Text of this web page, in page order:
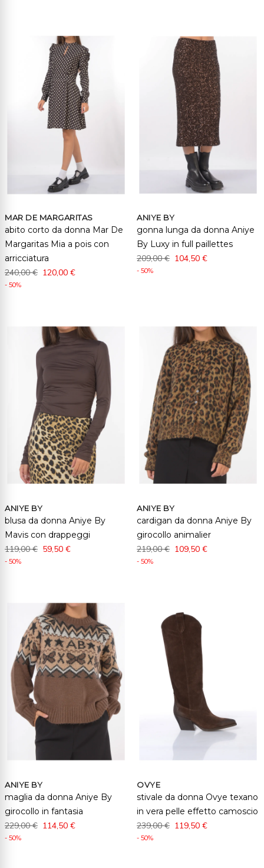
MAR DE MARGARITAS
abito corto da donna Mar De
Margaritas Mia a pois con
arricciatura
240,00 € 120,00 €
- 50%
ANIYE BY
gonna lunga da donna Aniye
By Luxy in full paillettes
209,00 € 104,50 €
- 50%
ANIYE BY
blusa da donna Aniye By
Mavis con drappeggi
119,00 € 59,50 €
- 50%
ANIYE BY
cardigan da donna Aniye By
girocollo animalier
219,00 € 109,50 €
- 50%
ANIYE BY
maglia da donna Aniye By
girocollo in fantasia
229,00 € 114,50 €
- 50%
OVYE
stivale da donna Ovye texano
in vera pelle effetto camoscio
239,00 € 119,50 €
- 50%